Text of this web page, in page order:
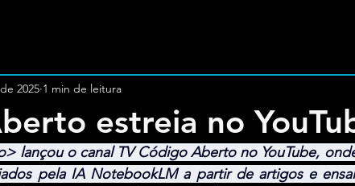
estreia no
2025 1 min de leitura
lançou o canal TV Código Aberto no YouTube,
pela IA NotebookLM a partir de artigos e